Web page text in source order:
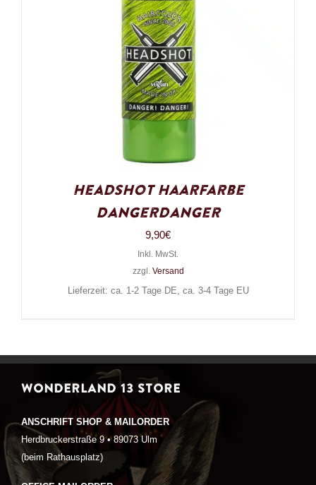
Headshot Haarfarbe
DangerDanger
9,90€
Inkl. MwSt.
zzgl. Versand
Lieferzeit: ca. 1-2 Tage DE, ca. 3-4 Tage EU
WONDERLAND 13 STORE
ANSCHRIFT SHOP & MAILORDER
Herdbruckerstraße 9 • 89073 Ulm
(beim Rathausplatz)